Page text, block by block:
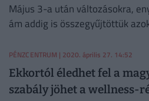
Május 3-a után változásokra,
ám addig is összegyűjtöttük
megfékezzük a járvány terjedését.
PÉNZCENTRUM | 2020. április 27. 14:52
Ekkortól éledhet fel a
szabály jöhet a wellness-